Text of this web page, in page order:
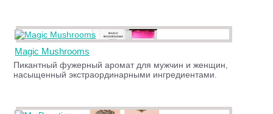
Magic Mushrooms
Пикантный фужерный аромат для мужчин и женщин,
насыщенный экстраординарными ингредиентами.